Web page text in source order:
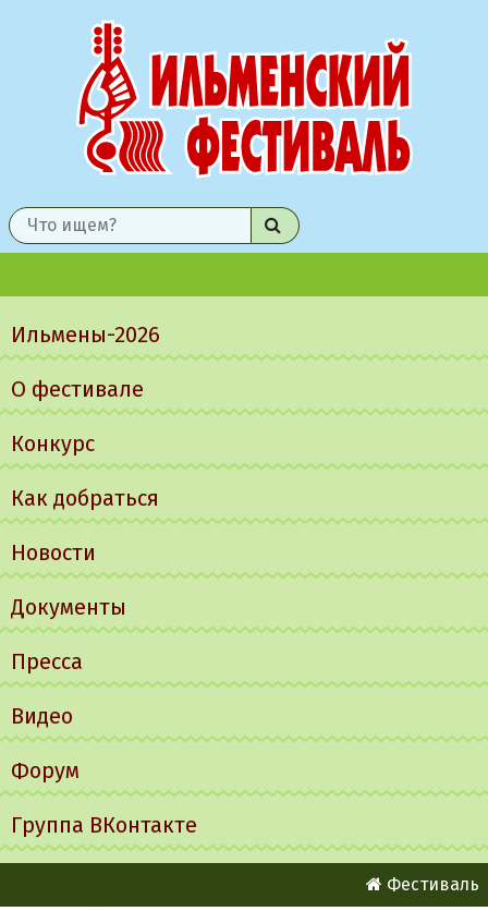
Найти
меню
Ильмены-2026
О фестивале
Конкурс
Как добраться
Новости
Документы
Пресса
Видео
Форум
Группа ВКонтакте
Фестиваль